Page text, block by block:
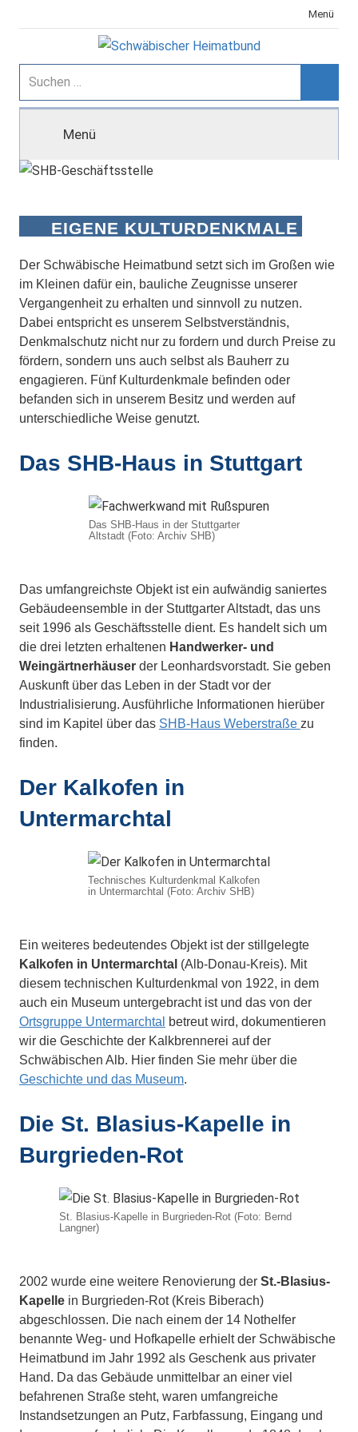
Inhalt
Menü
Schwäbischer
Heimatbund
Suchen
nach:
Menü
EIGENE KULTURDENKMALE
Der Schwäbische Heimatbund setzt sich im Großen wie
im Kleinen dafür ein, bauliche Zeugnisse unserer
Vergangenheit zu erhalten und sinnvoll zu nutzen.
Dabei entspricht es unserem Selbstverständnis,
Denkmalschutz nicht nur zu fordern und durch Preise zu
fördern, sondern uns auch selbst als Bauherr zu
engagieren. Fünf Kulturdenkmale befinden oder
befanden sich in unserem Besitz und werden auf
unterschiedliche Weise genutzt.
Das SHB-Haus in Stuttgart
Das SHB-Haus in der Stuttgarter
Altstadt (Foto: Archiv SHB)
Das umfangreichste Objekt ist ein aufwändig saniertes
Gebäudeensemble in der Stuttgarter Altstadt, das uns
seit 1996 als Geschäftsstelle dient. Es handelt sich um
die drei letzten erhaltenen Handwerker- und
Weingärtnerhäuser der Leonhardsvorstadt. Sie geben
Auskunft über das Leben in der Stadt vor der
Industrialisierung. Ausführliche Informationen hierüber
sind im Kapitel über das SHB-Haus Weberstraße zu
finden.
Der Kalkofen in
Untermarchtal
Technisches Kulturdenkmal Kalkofen
in Untermarchtal (Foto: Archiv SHB)
Ein weiteres bedeutendes Objekt ist der stillgelegte
Kalkofen in Untermarchtal (Alb-Donau-Kreis). Mit
diesem technischen Kulturdenkmal von 1922, in dem
auch ein Museum untergebracht ist und das von der
Ortsgruppe Untermarchtal
betreut wird, dokumentieren
wir die Geschichte der Kalkbrennerei auf der
Schwäbischen Alb. Hier finden Sie mehr über die
Geschichte und das Museum.
Die St. Blasius-Kapelle in
Burgrieden-Rot
St. Blasius-Kapelle in Burgrieden-Rot (Foto: Bernd
Langner)
2002 wurde eine weitere Renovierung der St.-Blasius-
Kapelle in Burgrieden-Rot (Kreis Biberach)
abgeschlossen. Die nach einem der 14 Nothelfer
benannte Weg- und Hofkapelle erhielt der Schwäbische
Heimatbund im Jahr 1992 als Geschenk aus privater
Hand. Da das Gebäude unmittelbar an einer viel
befahrenen Straße steht, waren umfangreiche
Instandsetzungen an Putz, Farbfassung, Eingang und